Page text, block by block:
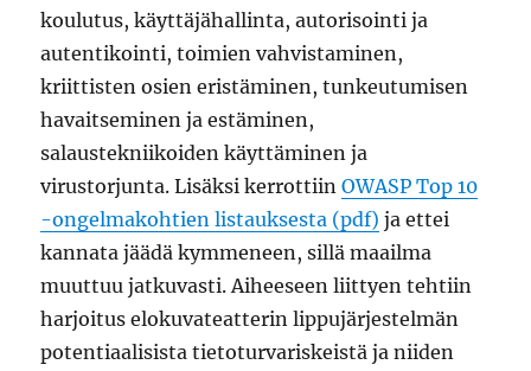
koulutus, käyttäjähallinta, autorisointi ja
autentikointi, toimien vahvistaminen,
kriittisten osien eristäminen, tunkeutumisen
havaitseminen ja estäminen,
salaustekniikoiden käyttäminen ja
virustorjunta. Lisäksi kerrottiinOWASP Top 10
-ongelmakohtien listauksesta (pdf) ja ettei
kannata jäädä kymmeneen, sillä maailma
muuttuu jatkuvasti. Aiheeseen liittyen tehtiin
harjoitus elokuvateatterin lippujärjestelmän
potentiaalisista tietoturvariskeistä ja niiden